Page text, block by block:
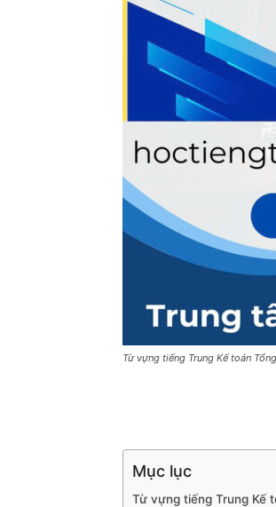
Từ vựng tiếng Trung Kế toán
Mục lục
Từ vựng tiếng Trung Kế